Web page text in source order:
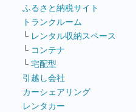
ふるさと納税サイト
トランクルーム
└ レンタル収納スペース
└ コンテナ
└ 宅配型
引越し会社
カーシェアリング
レンタカー